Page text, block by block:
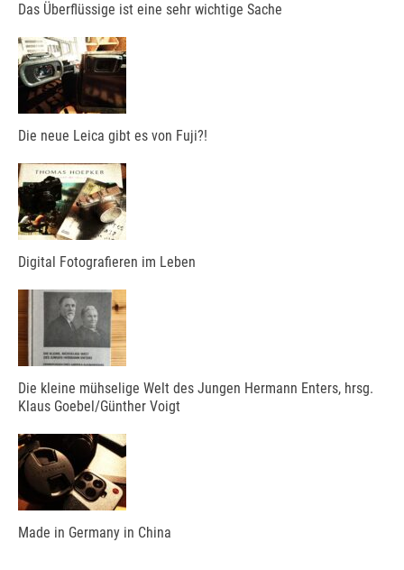
Das Überflüssige ist eine sehr wichtige Sache
Die neue Leica gibt es von Fuji?!
Digital Fotografieren im Leben
Die kleine mühselige Welt des Jungen Hermann Enters, hrsg.
Klaus Goebel/Günther Voigt
Made in Germany in China